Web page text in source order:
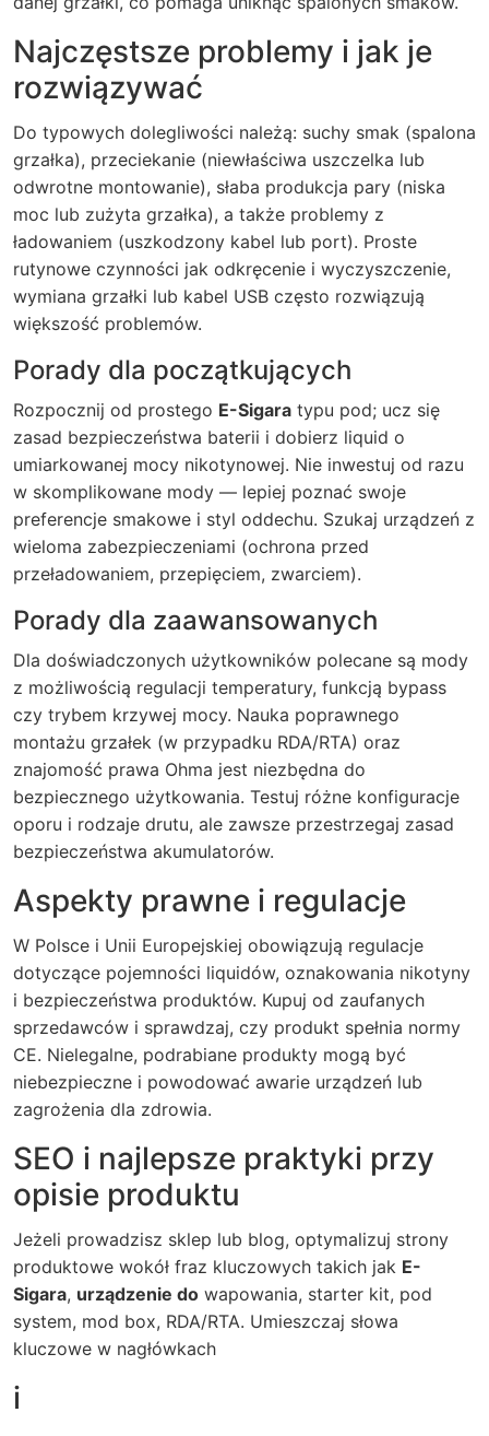
Najczęstsze problemy i jak je
rozwiązywać
Do typowych dolegliwości należą: suchy smak (spalona
grzałka), przeciekanie (niewłaściwa uszczelka lub
odwrotne montowanie), słaba produkcja pary (niska
moc lub zużyta grzałka), a także problemy z
ładowaniem (uszkodzony kabel lub port). Proste
rutynowe czynności jak odkręcenie i wyczyszczenie,
wymiana grzałki lub kabel USB często rozwiązują
większość problemów.
Porady dla początkujących
Rozpocznij od prostego E-Sigara typu pod; ucz się
zasad bezpieczeństwa baterii i dobierz liquid o
umiarkowanej mocy nikotynowej. Nie inwestuj od razu
w skomplikowane mody — lepiej poznać swoje
preferencje smakowe i styl oddechu. Szukaj urządzeń z
wieloma zabezpieczeniami (ochrona przed
przeładowaniem, przepięciem, zwarciem).
Porady dla zaawansowanych
Dla doświadczonych użytkowników polecane są mody
z możliwością regulacji temperatury, funkcją bypass
czy trybem krzywej mocy. Nauka poprawnego
montażu grzałek (w przypadku RDA/RTA) oraz
znajomość prawa Ohma jest niezbędna do
bezpiecznego użytkowania. Testuj różne konfiguracje
oporu i rodzaje drutu, ale zawsze przestrzegaj zasad
bezpieczeństwa akumulatorów.
Aspekty prawne i regulacje
W Polsce i Unii Europejskiej obowiązują regulacje
dotyczące pojemności liquidów, oznakowania nikotyny
i bezpieczeństwa produktów. Kupuj od zaufanych
sprzedawców i sprawdzaj, czy produkt spełnia normy
CE. Nielegalne, podrabiane produkty mogą być
niebezpieczne i powodować awarie urządzeń lub
zagrożenia dla zdrowia.
SEO i najlepsze praktyki przy
opisie produktu
Jeżeli prowadzisz sklep lub blog, optymalizuj strony
produktowe wokół fraz kluczowych takich jak E-
Sigara, urządzenie do wapowania, starter kit, pod
system, mod box, RDA/RTA. Umieszczaj słowa
kluczowe w nagłówkach
i